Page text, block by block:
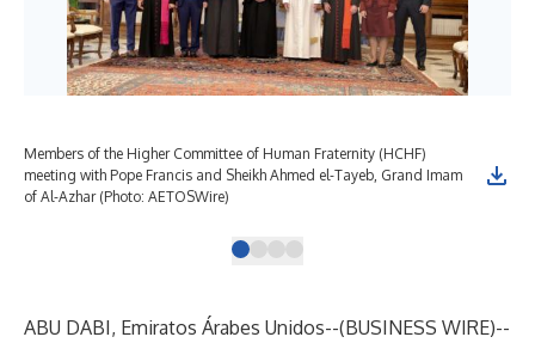
Members of the Higher Committee of Human Fraternity (HCHF)
meeting with Pope Francis ‎and Sheikh Ahmed el-Tayeb, Grand Imam
of Al-Azhar (Photo: AETOSWire)
ABU DABI, Emiratos Árabes Unidos--(BUSINESS WIRE)--